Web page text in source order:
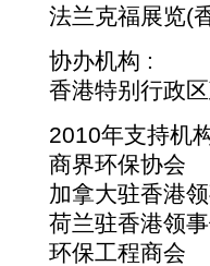
法兰克福展览(
协办机构 :
香港特别行政
2010年支持机
商界环保协会
加拿大驻香港
荷兰驻香港领
环保工程商会